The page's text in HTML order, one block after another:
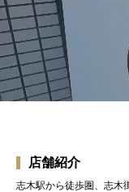
店舗紹介
志木駅から徒歩圏、志木